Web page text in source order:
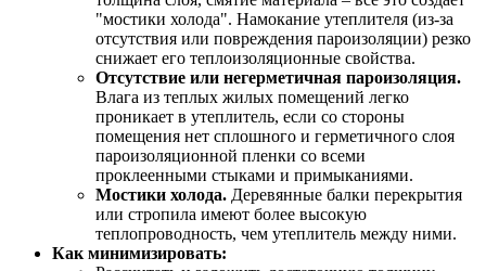
"мостики холода". Намокание утеплителя (из-за
отсутствия или повреждения пароизоляции) резко
снижает его теплоизоляционные свойства.
Отсутствие или негерметичная пароизоляция.
Влага из теплых жилых помещений легко
проникает в утеплитель, если со стороны
помещения нет сплошного и герметичного слоя
пароизоляционной пленки со всеми
проклеенными стыками и примыканиями.
Мостики холода. Деревянные балки перекрытия
или стропила имеют более высокую
теплопроводность, чем утеплитель между ними.
Как минимизировать: